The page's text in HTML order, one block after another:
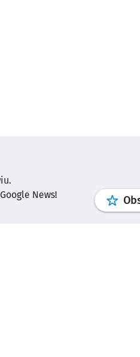
News!